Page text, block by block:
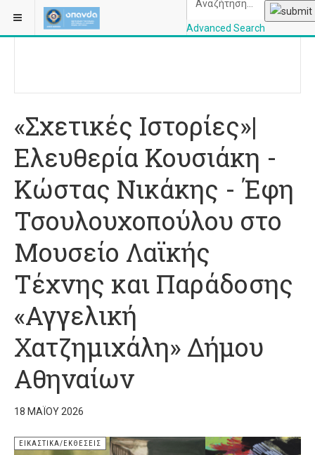
Advanced Search
ΒΡΊΣΚΕΣΤΕ ΕΔΏ: ΑΡΧΙΚΉ
«Σχετικές Ιστορίες»|
Ελευθερία Κουσιάκη -
Κώστας Νικάκης - Έφη
Τσουλουχοπούλου στο
Μουσείο Λαϊκής
Τέχνης και Παράδοσης
«Αγγελική
Χατζημιχάλη» Δήμου
Αθηναίων
18 ΜΑΪ́ΟΥ 2026
ΕΙΚΑΣΤΙΚΆ/ΕΚΘΈΣΕΙΣ